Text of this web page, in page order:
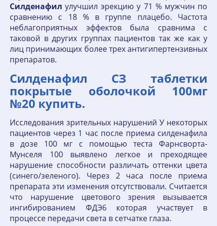
Силденафил улучшил эрекцию у 71 % мужчин по
сравнению с 18 % в группе плацебо. Частота
неблагоприятных эффектов была сравнима с
таковой в других группах пациентов так же как у
лиц принимающих более трех антигипертензивных
препаратов.
Силденафил СЗ таблетки
покрытые оболочкой 100мг
№20 купить.
Исследования зрительных нарушений У некоторых
пациентов через 1 час после приема силденафила
в дозе 100 мг с помощью теста Фарнсворта-
Мунселя 100 выявлено легкое и преходящее
нарушение способности различать оттенки цвета
(синего/зеленого). Через 2 часа после приема
препарата эти изменения отсутствовали. Считается
что нарушение цветового зрения вызывается
ингибированием ФДЭ6 которая участвует в
процессе передачи света в сетчатке глаза.